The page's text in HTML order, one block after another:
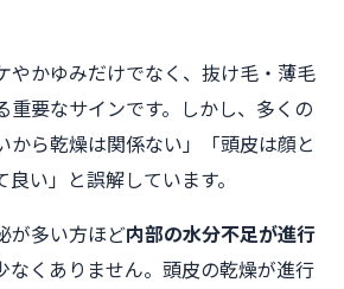
やかゆみだけでなく、抜け毛・薄毛
重要なサインです。しかし、多くの
から乾燥は関係ない」「頭皮は顔と
い」と誤解しています。
が多い方ほど内部の水分不足が進行
なくありません。頭皮の乾燥が進行